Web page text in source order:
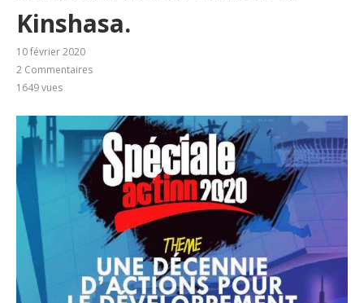
Kinshasa.
10 février 2020
2 Commentaires
1649vues